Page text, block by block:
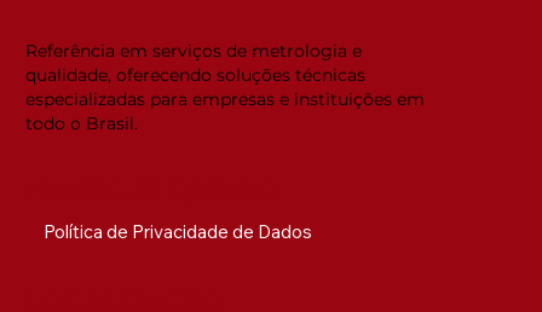
Referência em serviços de metrologia e
qualidade, oferecendo soluções técnicas
especializadas para empresas e instituições em
todo o Brasil.
Política de Privacidade de Dados